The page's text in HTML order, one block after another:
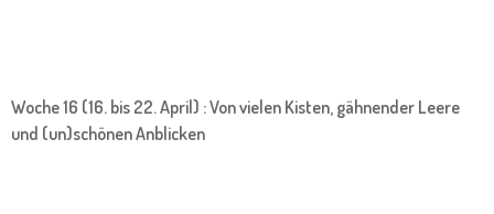
Woche 16 (16. bis 22. April) : Von vielen Kisten, gähnender Leere
und (un)schönen Anblicken